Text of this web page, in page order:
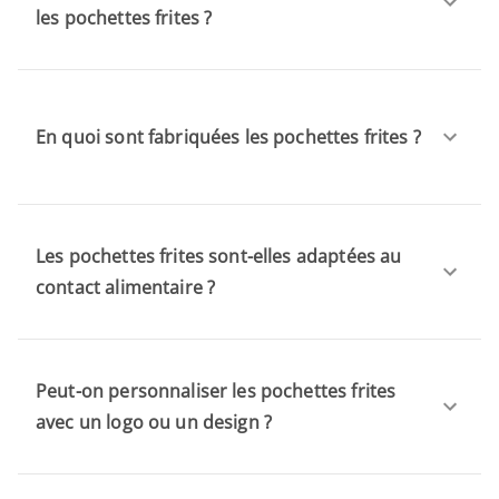
les pochettes frites ?
En quoi sont fabriquées les pochettes frites ?
Les pochettes frites sont-elles adaptées au
contact alimentaire ?
Peut-on personnaliser les pochettes frites
avec un logo ou un design ?